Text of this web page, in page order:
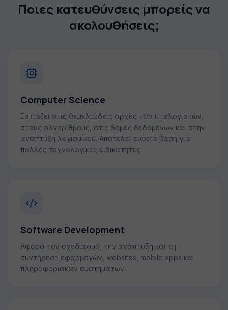
Ποιες κατευθύνσεις μπορείς να
ακολουθήσεις;
Computer Science
Εστιάζει στις θεμελιώδεις αρχές των υπολογιστών,
στους αλγορίθμους, στις δομές δεδομένων και στην
ανάπτυξη λογισμικού. Αποτελεί ευρεία βάση για
πολλές τεχνολογικές ειδικότητες.
Software Development
Αφορά τον σχεδιασμό, την ανάπτυξη και τη
συντήρηση εφαρμογών, websites, mobile apps και
πληροφοριακών συστημάτων.